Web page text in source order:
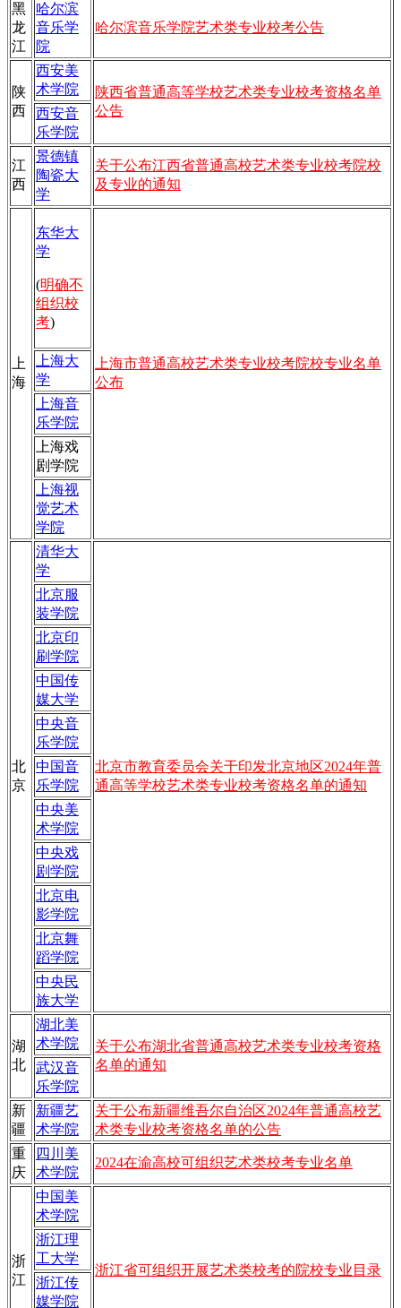
黑
龙
江
哈尔滨
音乐学
院
哈尔滨音乐学院艺术类专业校考公告
陕
西
西安美
术学院
陕西省普通高等学校艺术类专业校考资格名单
公告
西安音
乐学院
江
西
景德镇
陶瓷大
学
关于公布江西省普通高校艺术类专业校考院校
及专业的通知
上
海
东华大
学
(明确不
组织校
考)
上海市普通高校艺术类专业校考院校专业名单
公布
上海大
学
上海音
乐学院
上海戏
剧学院
上海视
觉艺术
学院
北
京
清华大
学
北京市教育委员会关于印发北京地区2024年普
通高等学校艺术类专业校考资格名单的通知
北京服
装学院
北京印
刷学院
中国传
媒大学
中央音
乐学院
中国音
乐学院
中央美
术学院
中央戏
剧学院
北京电
影学院
北京舞
蹈学院
中央民
族大学
湖
北
湖北美
术学院
关于公布湖北省普通高校艺术类专业校考资格
名单的通知
武汉音
乐学院
新
疆
新疆艺
术学院
关于公布新疆维吾尔自治区2024年普通高校艺
术类专业校考资格名单的公告
重
庆
四川美
术学院
2024在渝高校可组织艺术类校考专业名单
浙
江
中国美
术学院
浙江省可组织开展艺术类校考的院校专业目录
浙江理
工大学
浙江传
媒学院